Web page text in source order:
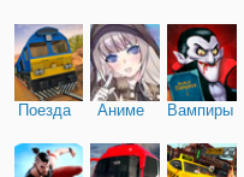
Поезда Аниме Вампиры